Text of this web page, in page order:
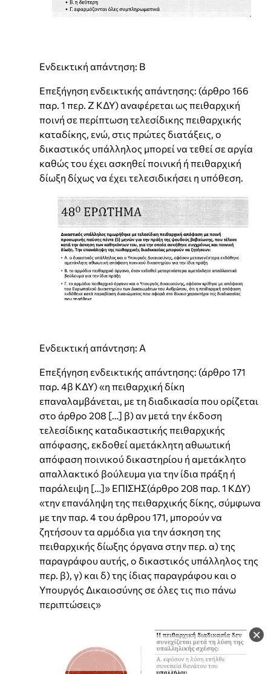
×
Ενδεικτική απάντηση: Β
Επεξήγηση ενδεικτικής απάντησης: (άρθρο 166
παρ. 1 περ. Ζ ΚΔΥ) αναφέρεται ως πειθαρχική
ποινή σε περίπτωση τελεσίδικης πειθαρχικής
καταδίκης, ενώ, στις πρώτες διατάξεις, ο
δικαστικός υπάλληλος μπορεί να τεθεί σε αργία
καθώς του έχει ασκηθεί ποινική ή πειθαρχική
δίωξη δίχως να έχει τελεσιδικήσει η υπόθεση.
Ενδεικτική απάντηση: Α
Επεξήγηση ενδεικτικής απάντησης: (άρθρο 171
παρ. 4β ΚΔΥ) «η πειθαρχική δίκη
επαναλαμβάνεται, με τη διαδικασία που ορίζεται
στο άρθρο 208 […] β) αν μετά την έκδοση
τελεσίδικης καταδικαστικής πειθαρχικής
απόφασης, εκδοθεί αμετάκλητη αθωωτική
απόφαση ποινικού δικαστηρίου ή αμετάκλητο
απαλλακτικό βούλευμα για την ίδια πράξη ή
παράλειψη […]» ΕΠΙΣΗΣ(άρθρο 208 παρ. 1 ΚΔΥ)
«την επανάληψη της πειθαρχικής δίκης, σύμφωνα
με την παρ. 4 του άρθρου 171, μπορούν να
ζητήσουν τα αρμόδια για την άσκηση της
πειθαρχικής δίωξης όργανα στην περ. α) της
παραγράφου αυτής, ο δικαστικός υπάλληλος της
περ. β), γ) και δ) της ίδιας παραγράφου και ο
Υπουργός Δικαιοσύνης σε όλες τις πιο πάνω
περιπτώσεις»